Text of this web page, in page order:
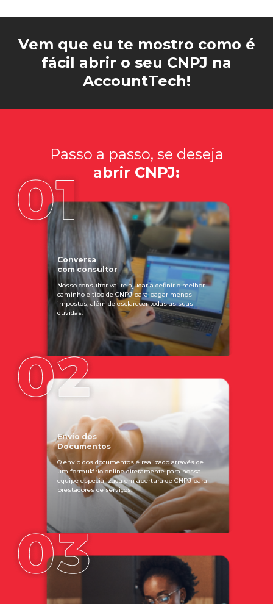
Vem que eu te mostro como é
fácil abrir o seu CNPJ na
AccountTech!
Passo a passo, se deseja
abrir CNPJ:
Conversa
com consultor
Nosso consultor vai te ajudar a definir o melhor
caminho e tipo de CNPJ para pagar menos
impostos, além de esclarecer todas as suas
dúvidas.
Envio dos
Documentos
O envio dos documentos é realizado através de
um formulário online diretamente para nossa
equipe especializada em abertura de CNPJ para
prestadores de serviços.